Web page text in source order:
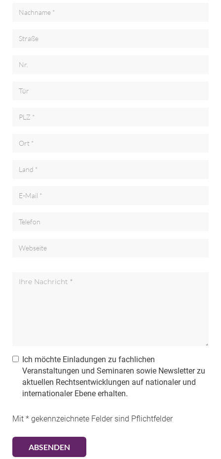
Nachname *
Straße
Nr.
Tür
PLZ *
Ort *
Land *
E-Mail *
Telefon
Webseite
Ich möchte Einladungen zu fachlichen
Veranstaltungen und Seminaren sowie Newsletter zu
aktuellen Rechtsentwicklungen auf nationaler und
internationaler Ebene erhalten.
Mit * gekennzeichnete Felder sind Pflichtfelder